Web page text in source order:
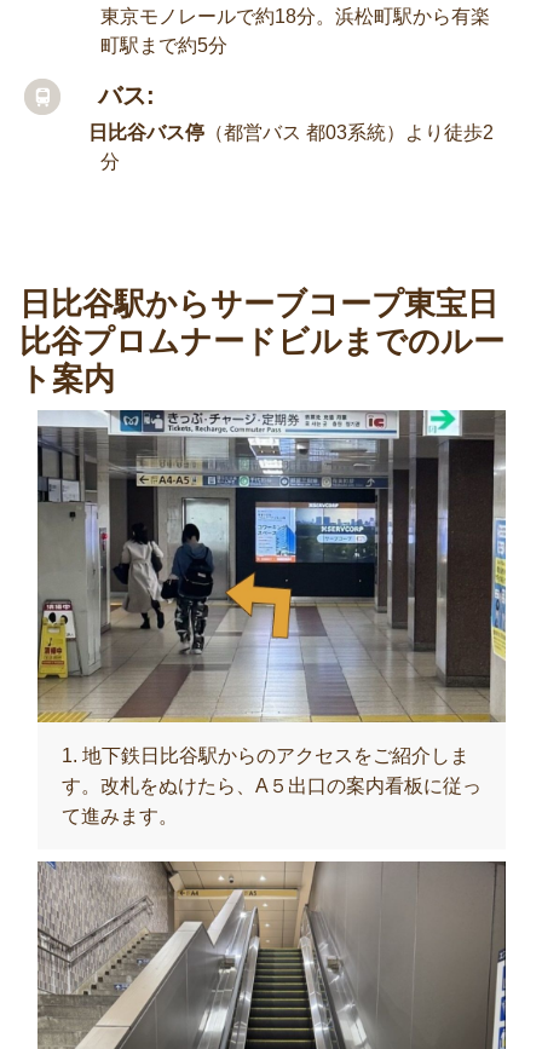
東京モノレールで約18分。浜松町駅から有楽
町駅まで約5分
バス:
日比谷バス停 （都営バス 都03系統）より徒歩2
分
日比谷駅からサーブコープ東宝日
比谷プロムナードビルまでのルー
ト案内
1. 地下鉄日比谷駅からのアクセスをご紹介しま
す。改札をぬけたら、A５出口の案内看板に従っ
て進みます。